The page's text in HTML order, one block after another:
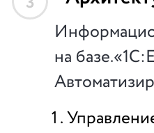
на